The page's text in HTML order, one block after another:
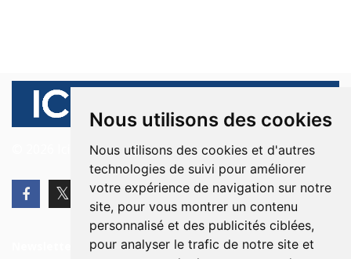
Nous utilisons des cookies
Nous utilisons des cookies et d'autres
technologies de suivi pour améliorer
votre expérience de navigation sur notre
site, pour vous montrer un contenu
personnalisé et des publicités ciblées,
pour analyser le trafic de notre site et
© 2026 Ici Beyrouth. Tous les droits sont réservés.